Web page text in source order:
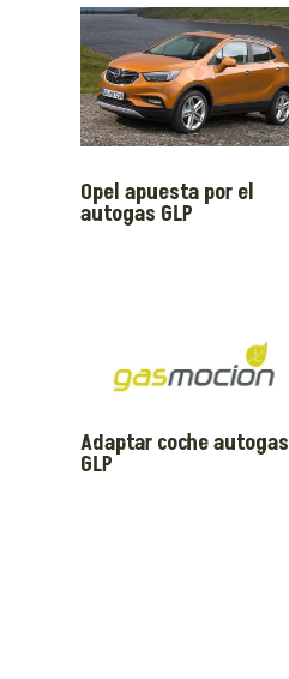
Opel apuesta por el
autogas GLP
Adaptar coche autogas
GLP